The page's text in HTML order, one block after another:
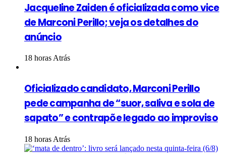
Jacqueline Zaiden é oficializada como vice
de Marconi Perillo; veja os detalhes do
anúncio
18 horas Atrás
Oficializado candidato, Marconi Perillo
pede campanha de “suor, saliva e sola de
sapato” e contrapõe legado ao improviso
18 horas Atrás